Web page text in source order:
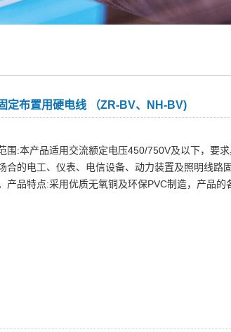
定布置用硬电线 （ZR-BV、NH-BV)
围:本产品适用交流额定电压450/750V及以下，要
合的电工、仪表、电信设备、动力装置及照明线路
产品特点:采用优质无氧铜及环保PVC制造，产品的